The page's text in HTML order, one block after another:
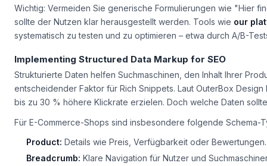
Wichtig: Vermeiden Sie generische Formulierungen wie "Hier
sollte der Nutzen klar herausgestellt werden. Tools wieour
Implementing Structured Data Markup for SEO
Strukturierte Daten helfen Suchmaschinen, den Inhalt Ihrer
entscheidender Faktor für Rich Snippets. Laut OuterBox
Für E-Commerce-Shops sind insbesondere folgende Schema-
Product:Details wie Preis, Verfügbarkeit oder Bewertungen.